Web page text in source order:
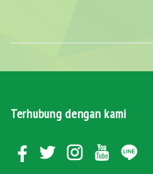
Terhubung dengan kami